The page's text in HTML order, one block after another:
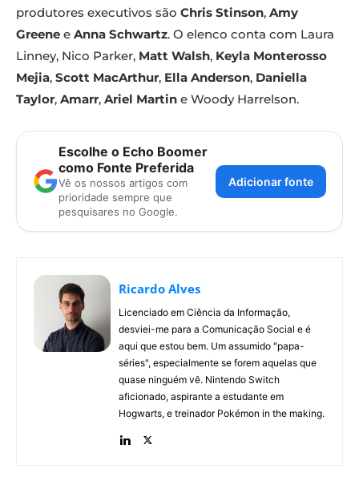
produtores executivos são Chris Stinson, Amy
Greene e Anna Schwartz. O elenco conta com Laura
Linney, Nico Parker, Matt Walsh, Keyla Monterosso
Mejia, Scott MacArthur, Ella Anderson, Daniella
Taylor, Amarr, Ariel Martin e Woody Harrelson.
Escolhe o Echo Boomer
como Fonte Preferida
Vê os nossos artigos com
prioridade sempre que
pesquisares no Google.
Adicionar fonte
Ricardo Alves
Licenciado em Ciência da Informação,
desviei-me para a Comunicação Social e é
aqui que estou bem. Um assumido "papa-
séries", especialmente se forem aquelas que
quase ninguém vê. Nintendo Switch
aficionado, aspirante a estudante em
Hogwarts, e treinador Pokémon in the making.